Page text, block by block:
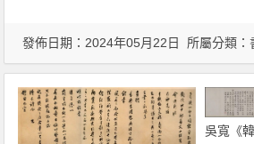
發佈日期：2024年05月22日 所屬分類：
吳寬《